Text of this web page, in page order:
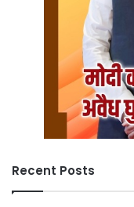
Recent Posts